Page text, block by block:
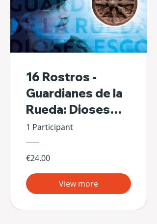
16 Rostros -
Guardianes de la
Rueda: Dioses
Escondidos de Sí
Mismos
1 Participant
€24.00
View more